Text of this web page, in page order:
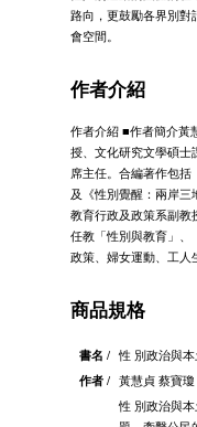
路向，更鼓勵各界別對
會空間。
作者介紹
作者介紹 ■作者簡介黃
授、文化研究文學碩士
席主任。合編著作包括
及《性別覺醒：兩岸三
教育行政及政策系副教
任教「性別與教育」、
政策、婦女運動、工人
商品規格
書名 /
性 別政治與
作者 /
黃慧貞 蔡寶瓊
性 別政治與